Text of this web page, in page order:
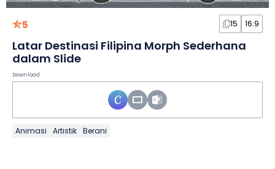
5 15 16:9
Latar Destinasi Filipina Morph Sederhana
dalam Slide
Download
Animasi Artistik Berani